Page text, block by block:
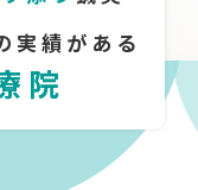
実績がある
院